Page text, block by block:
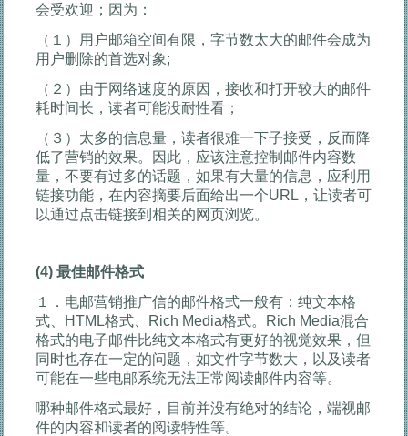
会受欢迎；因为：
（１）用户邮箱空间有限，字节数太大的邮件会成为
用户删除的首选对象;
（２）由于网络速度的原因，接收和打开较大的邮件
耗时间长，读者可能没耐性看；
（３）太多的信息量，读者很难一下子接受，反而降
低了营销的效果。因此，应该注意控制邮件内容数
量，不要有过多的话题，如果有大量的信息，应利用
链接功能，在内容摘要后面给出一个URL，让读者可
以通过点击链接到相关的网页浏览。
(4)最佳邮件格式
１．电邮营销推广信的邮件格式一般有：纯文本格
式、HTML格式、Rich Media格式。Rich Media混合
格式的电子邮件比纯文本格式有更好的视觉效果，但
同时也存在一定的问题，如文件字节数大，以及读者
可能在一些电邮系统无法正常阅读邮件内容等。
哪种邮件格式最好，目前并没有绝对的结论，端视邮
件的内容和读者的阅读特性等。